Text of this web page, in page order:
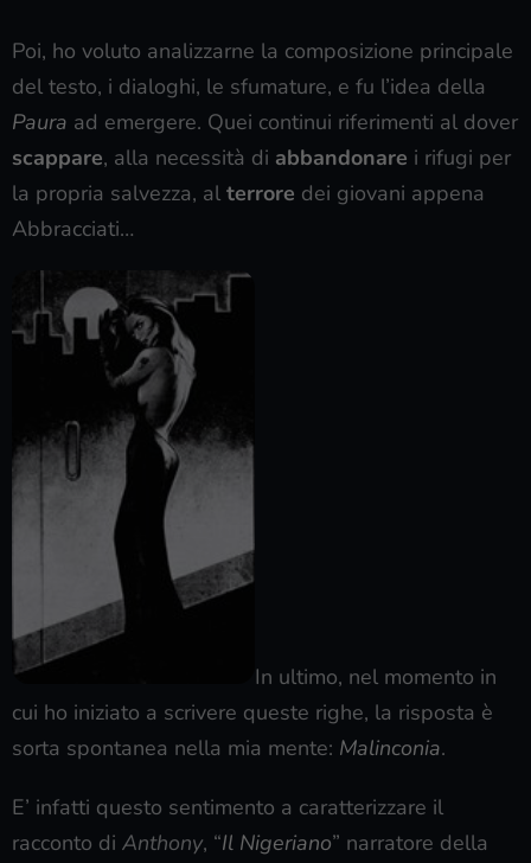
Poi, ho voluto analizzarne la composizione principale
del testo, i dialoghi, le sfumature, e fu l’idea della
Paura ad emergere. Quei continui riferimenti al dover
scappare, alla necessità di abbandonare i rifugi per
la propria salvezza, al terrore dei giovani appena
Abbracciati…
In ultimo, nel momento in
cui ho iniziato a scrivere queste righe, la risposta è
sorta spontanea nella mia mente: Malinconia.
E’ infatti questo sentimento a caratterizzare il
racconto di Anthony, “Il Nigeriano” narratore della